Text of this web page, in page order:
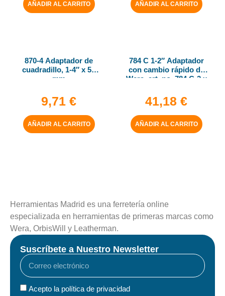
AÑADIR AL CARRITO AÑADIR AL CARRITO
870-4 Adaptador de
cuadradillo, 1-4″ x 50
mm
9,71 €
AÑADIR AL CARRITO
784 C 1-2″ Adaptador
con cambio rápido de
Wera, art. no. 784 C-2 x
41,18 €
AÑADIR AL CARRITO
Herramientas Madrid es una ferretería online
especializada en herramientas de primeras marcas como
Wera, OrbisWill y Leatherman.
Suscríbete a Nuestro Newsletter
Acepto la política de privacidad